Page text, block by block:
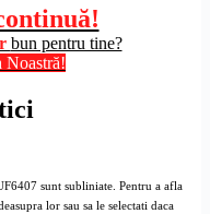
bun pentru tine?
Noastră!
sunt subliniate. Pentru a afla
lor sau sa le selectati daca